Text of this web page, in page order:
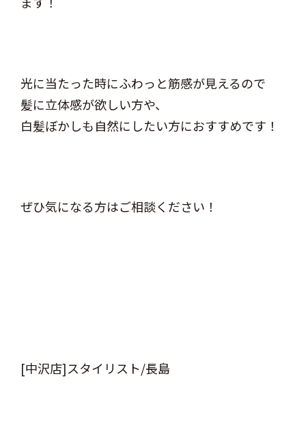
光に当たった時にふわっと筋感が見えるので
髪に立体感が欲しい方や、
白髪ぼかしも自然にしたい方におすすめです！
ぜひ気になる方はご相談ください！
[中沢店]スタイリスト/長島